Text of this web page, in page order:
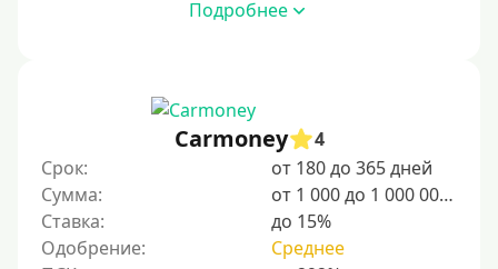
300 руб
400 руб
500 руб
Подробнее
Carmoney
4
Срок:
от 180 до 365 дней
Сумма:
от 1 000 до 1 000 000 ₽
Ставка:
до 15%
Одобрение:
Среднее